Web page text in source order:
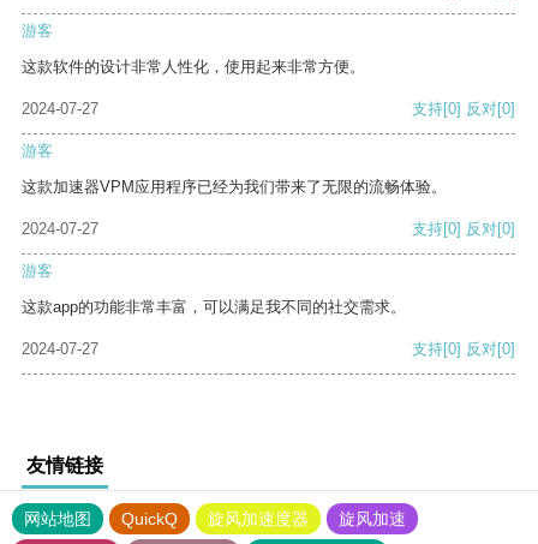
游客
这款软件的设计非常人性化，使用起来非常方便。
2024-07-27 支持[0] 反对[0]
游客
这款加速器VPM应用程序已经为我们带来了无限的流畅体验。
2024-07-27 支持[0] 反对[0]
游客
这款app的功能非常丰富，可以满足我不同的社交需求。
2024-07-27 支持[0] 反对[0]
友情链接
网站地图 QuickQ 旋风加速度器
旋风加速